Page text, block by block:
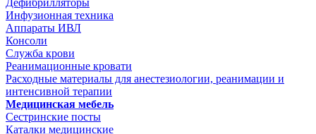
Дефибрилляторы
Инфузионная техника
Аппараты ИВЛ
Консоли
Служба крови
Реанимационные кровати
Расходные материалы для анестезиологии, реанимации и
интенсивной терапии
Медицинская мебель
Сестринские посты
Каталки медицинские